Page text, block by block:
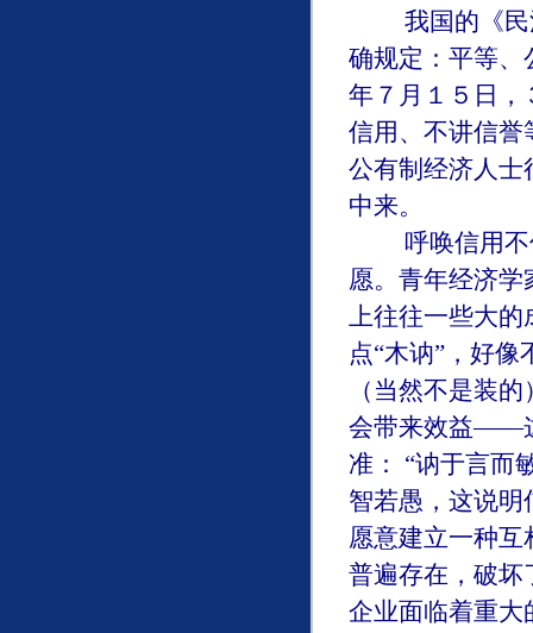
我国的《民法
确规定：平等、
年７月１５日，
信用、不讲信誉
公有制经济人士
中来。
呼唤信用不仅
愿。青年经济
上往往一些大的
点“木讷”，好
（当然不是装
会带来效益——
准： “讷于言而
智若愚，这说
愿意建立一种
普遍存在，破坏
企业面临着重大